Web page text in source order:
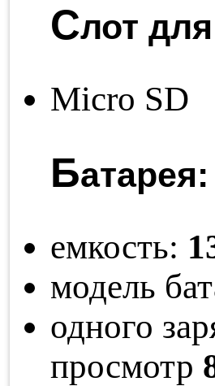
Слот
Micro SD
Батарея:
емкость:
модель
одного
про­смотр